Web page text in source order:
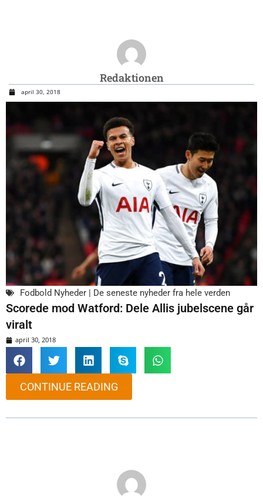
Redaktionen
april 30, 2018
Fodbold Nyheder | De seneste nyheder fra hele verden
Scorede mod Watford: Dele Allis jubelscene går
viralt
april 30, 2018
CONTINUE READING